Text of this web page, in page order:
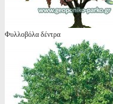
Φυλλοβόλα δέντρα